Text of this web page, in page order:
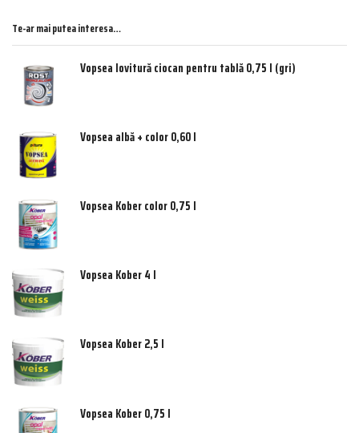
Te-ar mai putea interesa…
Vopsea lovitură ciocan pentru tablă 0,75 l (gri)
Vopsea albă + color 0,60 l
Vopsea Kober color 0,75 l
Vopsea Kober 4 l
Vopsea Kober 2,5 l
Vopsea Kober 0,75 l